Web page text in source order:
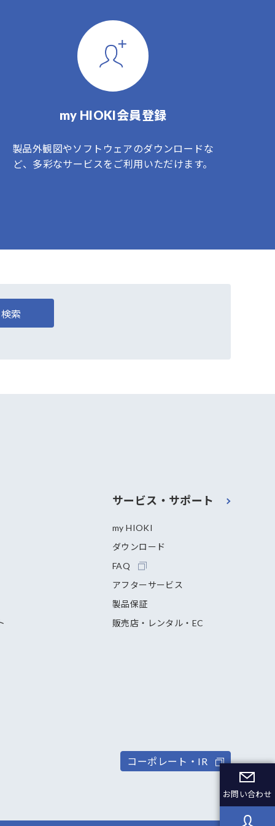
お問い合わせ
my HIOKI会員登録
製品外観図やソフトウェアのダウンロードな
ど、多彩なサービスをご利用いただけます。
検索
サービス・サポート
my HIOKI
ダウンロード
FAQ
アフターサービス
製品保証
販売店・レンタル・EC
コーポレート・IR